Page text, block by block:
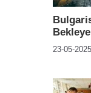
23-05-2025